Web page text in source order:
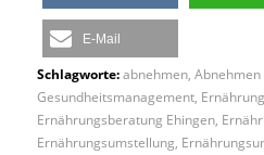
E-Mail
Schlagworte: abnehmen, Abnehmen
Gesundheitsmanagement,
Ernährungsberatung Ehingen,
Ernährungsumstellung,